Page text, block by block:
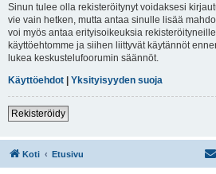
Sinun tulee olla rekisteröitynyt voidaksesi
vie vain hetken, mutta antaa sinulle lisää
voi myös antaa erityisoikeuksia
käyttöehtomme ja siihen liittyvät käytännöt
lukea keskustelufoorumin säännöt.
Käyttöehdot | Yksityisyyden suoja
Rekisteröidy
Koti Etusivu